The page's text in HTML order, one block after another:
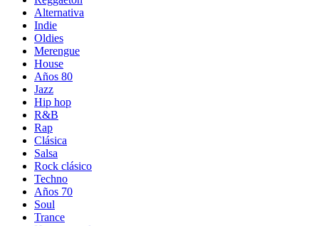
Alternativa
Indie
Oldies
Merengue
House
Años 80
Jazz
Hip hop
R&B
Rap
Clásica
Salsa
Rock clásico
Techno
Años 70
Soul
Trance